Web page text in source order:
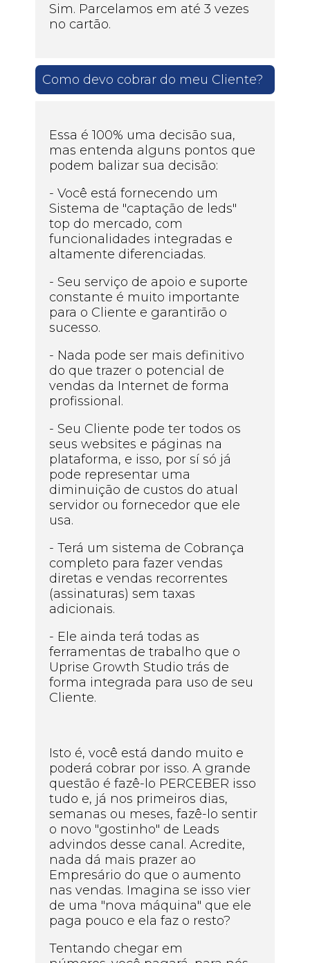
Sim. Parcelamos em até 3 vezes
no cartão.
Como devo cobrar do meu Cliente?
Essa é 100% uma decisão sua,
mas entenda alguns pontos que
podem balizar sua decisão:
- Você está fornecendo um
Sistema de "captação de leds"
top do mercado, com
funcionalidades integradas e
altamente diferenciadas.
- Seu serviço de apoio e suporte
constante é muito importante
para o Cliente e garantirão o
sucesso.
- Nada pode ser mais definitivo
do que trazer o potencial de
vendas da Internet de forma
profissional.
- Seu Cliente pode ter todos os
seus websites e páginas na
plataforma, e isso, por sí só já
pode representar uma
diminuição de custos do atual
servidor ou fornecedor que ele
usa.
- Terá um sistema de Cobrança
completo para fazer vendas
diretas e vendas recorrentes
(assinaturas) sem taxas
adicionais.
- Ele ainda terá todas as
ferramentas de trabalho que o
Uprise Growth Studio trás de
forma integrada para uso de seu
Cliente.
Isto é, você está dando muito e
poderá cobrar por isso. A grande
questão é fazê-lo PERCEBER isso
tudo e, já nos primeiros dias,
semanas ou meses, fazê-lo sentir
o novo "gostinho" de Leads
advindos desse canal. Acredite,
nada dá mais prazer ao
Empresário do que o aumento
nas vendas. Imagina se isso vier
de uma "nova máquina" que ele
paga pouco e ela faz o resto?
Tentando chegar em